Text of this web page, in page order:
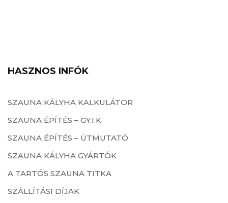
HASZNOS INFÓK
SZAUNA KÁLYHA KALKULÁTOR
SZAUNA ÉPÍTÉS – GY.I.K.
SZAUNA ÉPÍTÉS – ÚTMUTATÓ
SZAUNA KÁLYHA GYÁRTÓK
A TARTÓS SZAUNA TITKA
SZÁLLÍTÁSI DÍJAK